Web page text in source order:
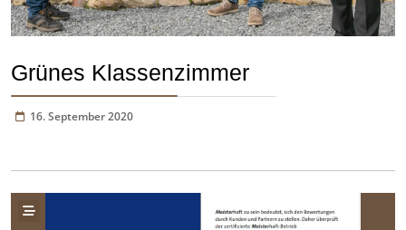
Grünes Klassenzimmer
16. September 2020